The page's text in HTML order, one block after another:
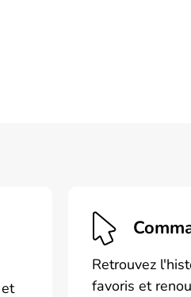
Retrouvez
favoris et